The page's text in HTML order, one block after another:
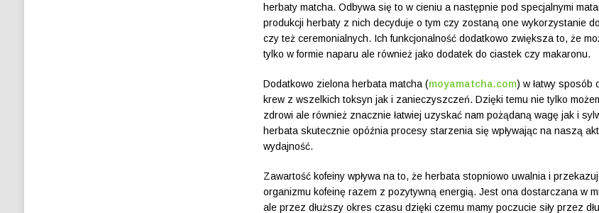
herbaty matcha. Odbywa się to w cieniu a następnie pod specjalnymi
produkcji herbaty z nich decyduje o tym czy zostaną one wykorzystanie
czy też ceremonialnych. Ich funkcjonalność dodatkowo zwiększa to, że
tylko w formie naparu ale również jako dodatek do ciastek czy makaronu.
Dodatkowo zielona herbata matcha (moyamatcha.com) w łatwy sposób
krew z wszelkich toksyn jak i zanieczyszczeń. Dzięki temu nie tylko
zdrowi ale również znacznie łatwiej uzyskać nam pożądaną wagę jak i
herbata skutecznie opóźnia procesy starzenia się wpływając na naszą
wydajność.
Zawartość kofeiny wpływa na to, że herbata stopniowo uwalnia i
organizmu kofeinę razem z pozytywną energią. Jest ona dostarczana w
ale przez dłuższy okres czasu dzięki czemu mamy poczucie siły przez